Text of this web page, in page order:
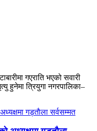
गएराति भएको सवारी
हुनेमा त्रियुगा नगरपालिका–